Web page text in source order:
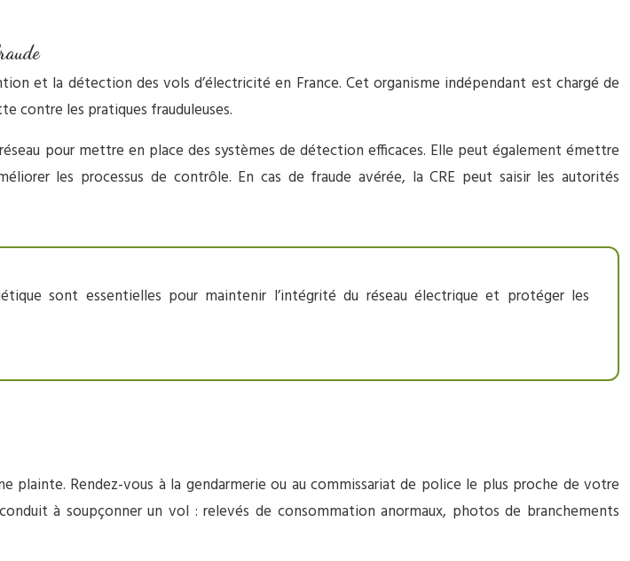
et la détection des vols d’électricité en France. Cet organisme indépendant est chargé de
contre les pratiques frauduleuses.
pour mettre en place des systèmes de détection efficaces. Elle peut également émettre
les processus de contrôle. En cas de fraude avérée, la CRE peut saisir les autorités
sont essentielles pour maintenir l’intégrité du réseau électrique et protéger les
plainte. Rendez-vous à la gendarmerie ou au commissariat de police le plus proche de votre
à soupçonner un vol : relevés de consommation anormaux, photos de branchements